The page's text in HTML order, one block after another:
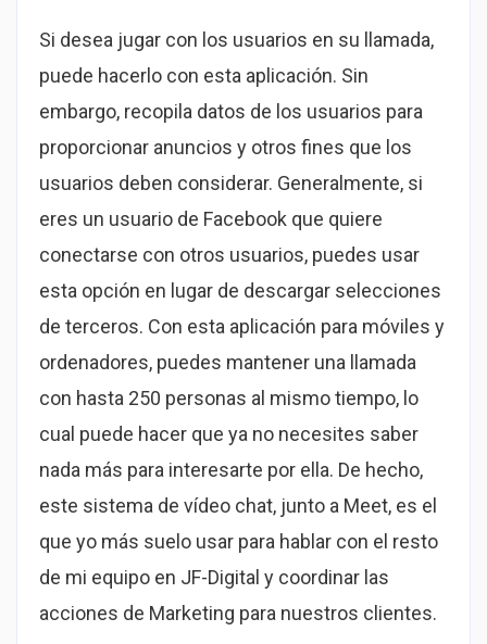
Si desea jugar con los usuarios en su llamada,
puede hacerlo con esta aplicación. Sin
embargo, recopila datos de los usuarios para
proporcionar anuncios y otros fines que los
usuarios deben considerar. Generalmente, si
eres un usuario de Facebook que quiere
conectarse con otros usuarios, puedes usar
esta opción en lugar de descargar selecciones
de terceros. Con esta aplicación para móviles y
ordenadores, puedes mantener una llamada
con hasta 250 personas al mismo tiempo, lo
cual puede hacer que ya no necesites saber
nada más para interesarte por ella. De hecho,
este sistema de vídeo chat, junto a Meet, es el
que yo más suelo usar para hablar con el resto
de mi equipo en JF-Digital y coordinar las
acciones de Marketing para nuestros clientes.